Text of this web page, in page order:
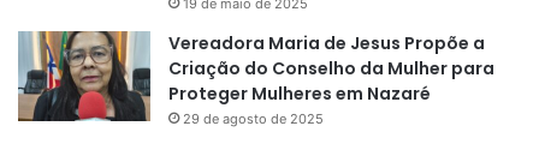
Vereadora Maria de Jesus Propõe a
Criação do Conselho da Mulher para
Proteger Mulheres em Nazaré
29 de agosto de 2025